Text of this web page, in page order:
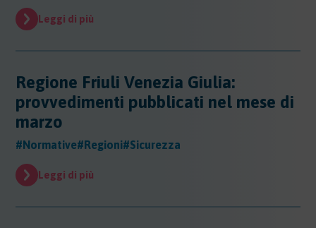
Regioni - Toscana
Regioni - Valle DAosta
Regioni - Veneto
Sicurezza - Radiazioni ottiche
Leggi di più
Regione Friuli Venezia Giulia:
provvedimenti pubblicati nel mese di
marzo
#Normative#Regioni#Sicurezza
Leggi di più